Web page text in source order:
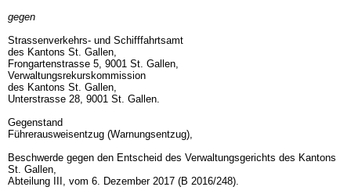
gegen
Strassenverkehrs- und Schifffahrtsamt
des Kantons St. Gallen,
Frongartenstrasse 5, 9001 St. Gallen,
Verwaltungsrekurskommission
des Kantons St. Gallen,
Unterstrasse 28, 9001 St. Gallen.
Gegenstand
Führerausweisentzug (Warnungsentzug),
Beschwerde gegen den Entscheid des Verwaltungsgerichts des Kantons
St. Gallen,
Abteilung III, vom 6. Dezember 2017 (B 2016/248).